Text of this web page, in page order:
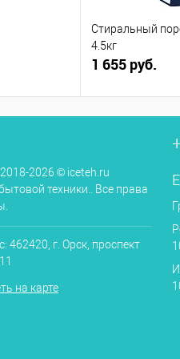
Стиральный
4.5кг
1 655 руб.
2026 © iceteh.ru
техники.. Все права
462420, г. Орск, проспект
на карте